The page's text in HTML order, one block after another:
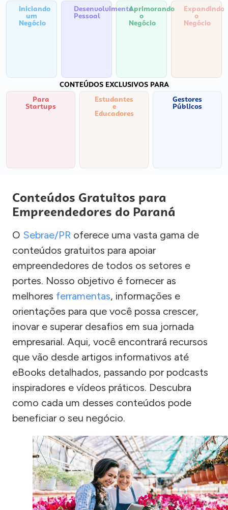
Iniciando
um
Negócio
Desenvolvimento
Pessoal
Aprimorando
o
Negócio
Expandindo
o
Negócio
CONTEÚDOS EXCLUSIVOS PARA
Para
Startups
Estudantes
e
Educadores
Gestores
Públicos
Conteúdos Gratuitos para
Empreendedores do Paraná
O Sebrae/PR oferece uma vasta gama de
conteúdos gratuitos para apoiar
empreendedores de todos os setores e
portes. Nosso objetivo é fornecer as
melhores ferramentas, informações e
orientações para que você possa crescer,
inovar e superar desafios em sua jornada
empresarial. Aqui, você encontrará recursos
que vão desde artigos informativos até
eBooks detalhados, passando por podcasts
inspiradores e vídeos práticos. Descubra
como cada um desses conteúdos pode
beneficiar o seu negócio.